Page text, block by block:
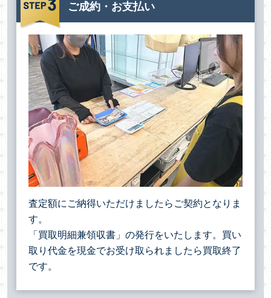
ご成約・お支払い
査定額にご納得いただけましたらご契約となりま
す。
「買取明細兼領収書」の発行をいたします。買い
取り代金を現金でお受け取られましたら買取終了
です。